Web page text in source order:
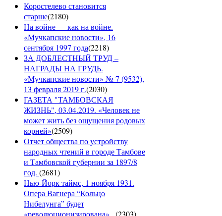
Коростелево становится
старше(2180)
На войне — как на войне.
«Мучкапские новости», 16
сентября 1997 года(2218)
ЗА ДОБЛЕСТНЫЙ ТРУД –
НАГРАДЫ НА ГРУДЬ.
«Мучкапские новости» № 7 (9532),
13 февраля 2019 г.(2030)
ГАЗЕТА "ТАМБОВСКАЯ
ЖИЗНЬ", 03.04.2019. «Человек не
может жить без ощущения родовых
корней»(2509)
Отчет общества по устройству
народных чтений в городе Тамбове
и Тамбовской губернии за 1897/8
год. (2681)
Нью-Йорк таймс, 1 ноября 1931.
Опера Вагнера “Кольцо
Нибелунга” будет